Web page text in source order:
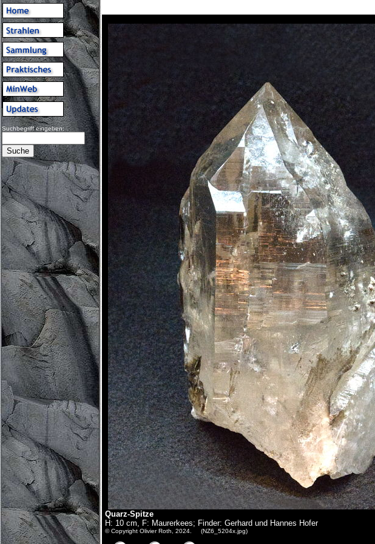
Suchbegriff eingeben:
Quarz-Spitze
H: 10 cm, F: Maurerkees; Finder: Gerhard und Hannes Hofer
© Copyright Olivier Roth, 2024. (NZ6_5204x.jpg)